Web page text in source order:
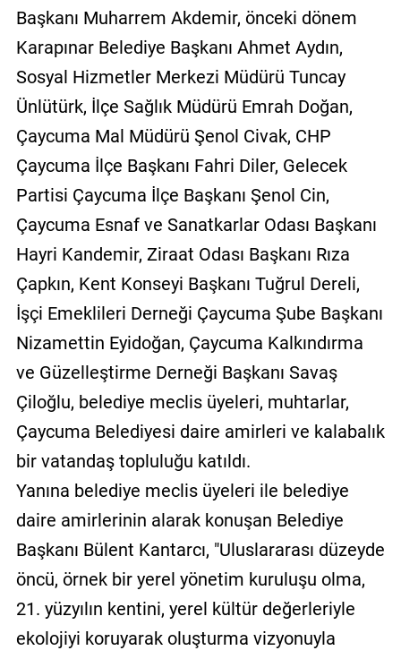
Başkanı Muharrem Akdemir, önceki dönem
Karapınar Belediye Başkanı Ahmet Aydın,
Sosyal Hizmetler Merkezi Müdürü Tuncay
Ünlütürk, İlçe Sağlık Müdürü Emrah Doğan,
Çaycuma Mal Müdürü Şenol Civak, CHP
Çaycuma İlçe Başkanı Fahri Diler, Gelecek
Partisi Çaycuma İlçe Başkanı Şenol Cin,
Çaycuma Esnaf ve Sanatkarlar Odası Başkanı
Hayri Kandemir, Ziraat Odası Başkanı Rıza
Çapkın, Kent Konseyi Başkanı Tuğrul Dereli,
İşçi Emeklileri Derneği Çaycuma Şube Başkanı
Nizamettin Eyidoğan, Çaycuma Kalkındırma
ve Güzelleştirme Derneği Başkanı Savaş
Çiloğlu, belediye meclis üyeleri, muhtarlar,
Çaycuma Belediyesi daire amirleri ve kalabalık
bir vatandaş topluluğu katıldı.
Yanına belediye meclis üyeleri ile belediye
daire amirlerinin alarak konuşan Belediye
Başkanı Bülent Kantarcı, "Uluslararası düzeyde
öncü, örnek bir yerel yönetim kuruluşu olma,
21. yüzyılın kentini, yerel kültür değerleriyle
ekolojiyi koruyarak oluşturma vizyonuyla